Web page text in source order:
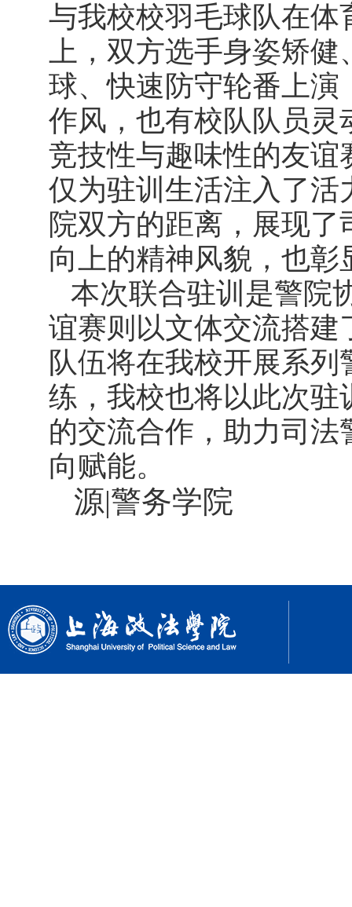
与我校校羽毛球队在
上，双方选手身姿矫
球、快速防守轮番上
作风，也有校队队员
竞技性与趣味性的友
仅为驻训生活注入了
院双方的距离，展现
向上的精神风貌，也
本次联合驻训是警院
谊赛则以文体交流搭
队伍将在我校开展系
练，我校也将以此次
的交流合作，助力司
向赋能。
源|警务学院